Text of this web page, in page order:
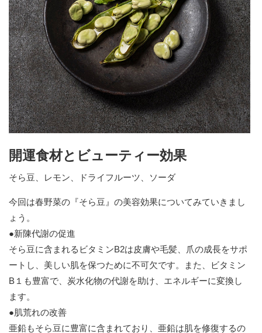
開運食材とビューティー効果
そら豆、レモン、ドライフルーツ、ソーダ
今回は春野菜の『そら豆』の美容効果についてみていきまし
ょう。
●新陳代謝の促進
そら豆に含まれるビタミンB2は皮膚や毛髪、爪の成長をサポ
ートし、美しい肌を保つために不可欠です。また、ビタミン
B１も豊富で、炭水化物の代謝を助け、エネルギーに変換し
ます。
●肌荒れの改善
亜鉛もそら豆に豊富に含まれており、亜鉛は肌を修復するの